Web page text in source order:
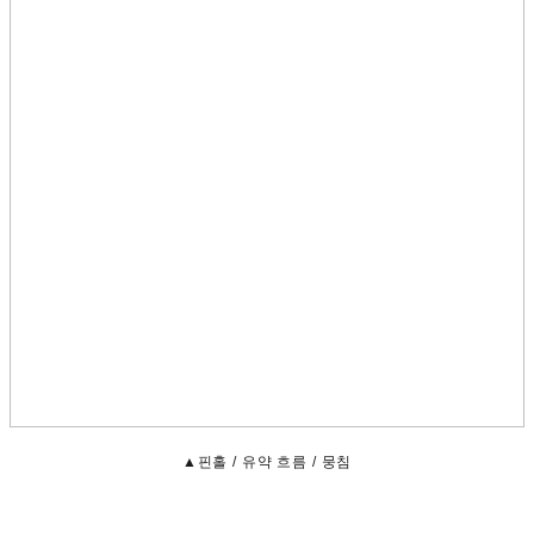
▲핀홀 / 유약 흐름 / 뭉침